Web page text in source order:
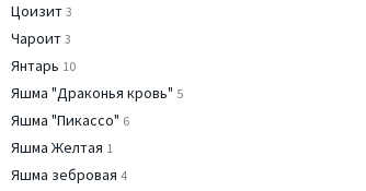
Цоизит 3
Чароит 3
Янтарь 10
Яшма "Драконья кровь" 5
Яшма "Пикассо" 6
Яшма Желтая 1
Яшма зебровая 4